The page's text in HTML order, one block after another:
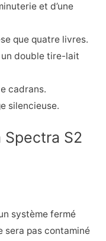
et d’une
que quatre livres.
double tire-lait
cadrans.
silencieuse.
Spectra S2
système fermé
sera pas contaminé